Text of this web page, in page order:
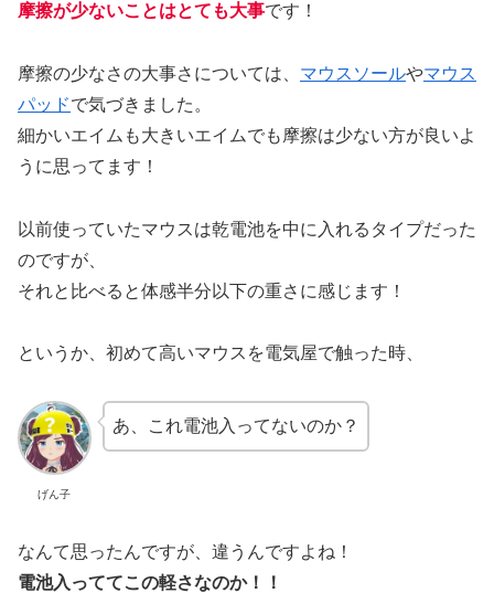
摩擦が少ないことはとても大事です！
摩擦の少なさの大事さについては、 マウスソールやマウス
パッドで気づきました。
細かいエイムも大きいエイムでも摩擦は少ない方が良いよ
うに思ってます！
以前使っていたマウスは乾電池を中に入れるタイプだった
のですが、
それと比べると体感半分以下の重さに感じます！
というか、初めて高いマウスを電気屋で触った時、
げん子
あ、これ電池入ってないのか？
なんて思ったんですが、違うんですよね！
電池入っててこの軽さなのか！！